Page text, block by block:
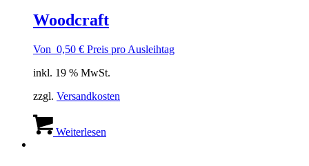
Woodcraft
Von 0,50 € Preis pro Ausleihtag
inkl. 19 % MwSt.
zzgl. Versandkosten
Weiterlesen